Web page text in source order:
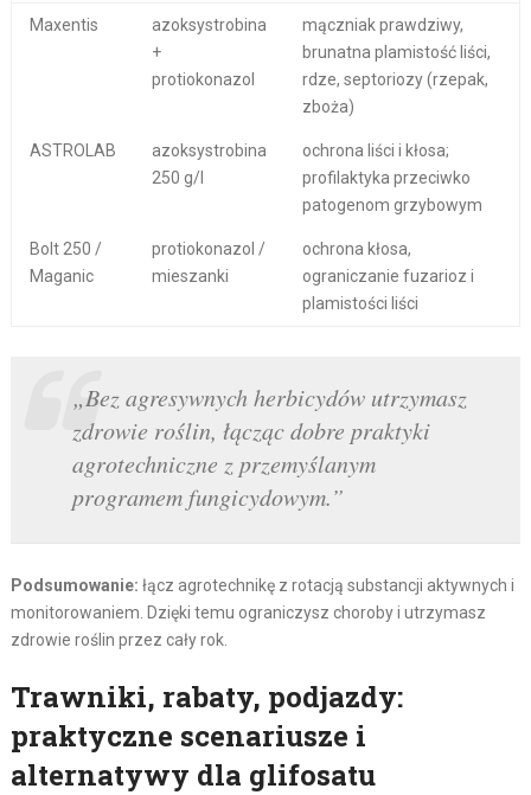
Maxentis
azoksystrobina
+
protiokonazol
mączniak prawdziwy,
brunatna plamistość liści,
rdze, septoriozy (rzepak,
zboża)
ASTROLAB
azoksystrobina
250 g/l
ochrona liści i kłosa;
profilaktyka przeciwko
patogenom grzybowym
Bolt 250 /
Maganic
protiokonazol /
mieszanki
ochrona kłosa,
ograniczanie fuzarioz i
plamistości liści
„Bez agresywnych herbicydów utrzymasz
zdrowie roślin, łącząc dobre praktyki
agrotechniczne z przemyślanym
programem fungicydowym.”
Podsumowanie: łącz agrotechnikę z rotacją substancji aktywnych i
monitorowaniem. Dzięki temu ograniczysz choroby i utrzymasz
zdrowie roślin przez cały rok.
Trawniki, rabaty, podjazdy:
praktyczne scenariusze i
alternatywy dla glifosatu